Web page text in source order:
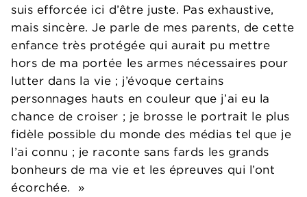
suis efforcée ici d’être juste. Pas exhaustive,
mais sincère. Je parle de mes parents, de cette
enfance très protégée qui aurait pu mettre
hors de ma portée les armes nécessaires pour
lutter dans la vie ; j’évoque certains
personnages hauts en couleur que j’ai eu la
chance de croiser ; je brosse le portrait le plus
fidèle possible du monde des médias tel que je
l’ai connu ; je raconte sans fards les grands
bonheurs de ma vie et les épreuves qui l’ont
écorchée. »